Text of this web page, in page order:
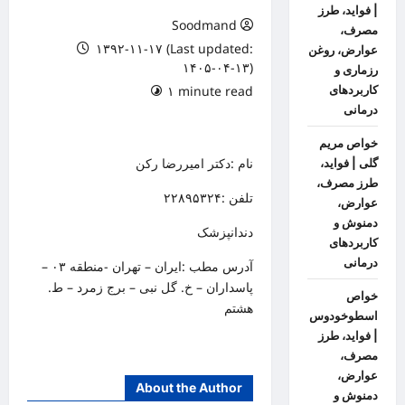
Soodmand
۱۳۹۲-۱۱-۱۷ (Last updated:
۱۴۰۵-۰۴-۱۳)
۱ minute read
نام :دکتر امیررضا رکن
تلفن :۲۲۸۹۵۳۲۴
دندانپزشک
آدرس مطب :ایران – تهران -منطقه ۰۳ –
پاسداران – خ. گل نبی – برج زمرد – ط.
هشتم
About the Author
| فواید، طرز
مصرف،
عوارض، روغن
رزماری و
کاربردهای
درمانی
خواص مریم
گلی | فواید،
طرز مصرف،
عوارض،
دمنوش و
کاربردهای
درمانی
خواص
اسطوخودوس
| فواید، طرز
مصرف،
عوارض،
دمنوش و